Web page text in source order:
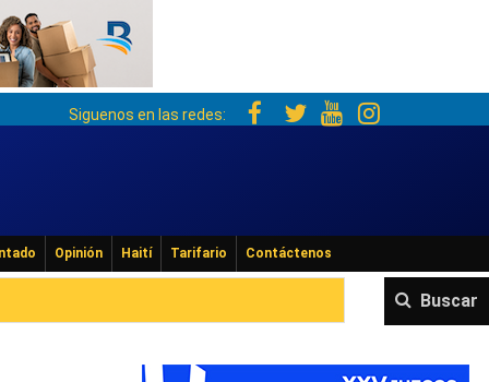
Siguenos en las redes:
Opinión Haití Tarifario Contáctenos
Buscar